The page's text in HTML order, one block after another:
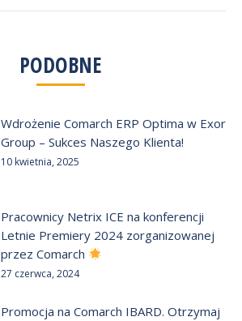
PODOBNE
Wdrożenie Comarch ERP Optima w Exor
Group – Sukces Naszego Klienta!
10 kwietnia, 2025
Pracownicy Netrix ICE na konferencji
Letnie Premiery 2024 zorganizowanej
przez Comarch
27 czerwca, 2024
Promocja na Comarch IBARD. Otrzymaj